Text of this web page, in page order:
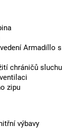
Armadillo s
chráničů sluchu
zipu
výbavy